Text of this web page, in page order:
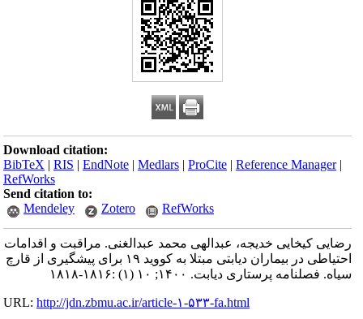
Download citation:
BibTeX |RIS |EndNote |Medlars |ProCite |Reference Manager
RefWorks
Send citation to:
Mendeley
Zotero RefWorks
رضایی کیخایی خدیجه، عبدالهی محمد عبدالغنی. مراقبت و اقدامات
احتیاطی در بیماران دیابتی مبتلا به کووید ۱۹ برای پیشگیری از قارچ
سیاه. فصلنامه پرستاری دیابت. ۱۴۰۰; ۱۰ (۱) :۱۸۱۶-۱۸۱۸
URL:http://jdn.zbmu.ac.ir/article-۱-۵۳۳-fa.html